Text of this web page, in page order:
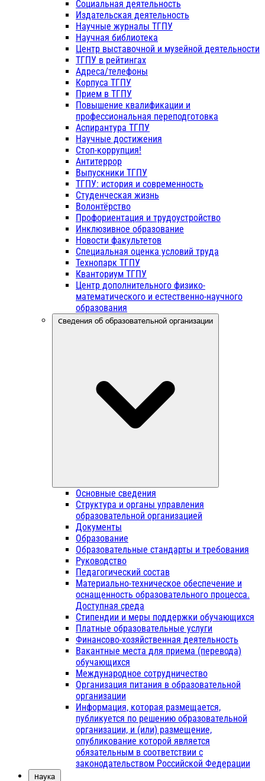
Социальная деятельность
Издательская деятельность
Научные журналы ТГПУ
Научная библиотека
Центр выставочной и музейной деятельности
ТГПУ в рейтингах
Адреса/телефоны
Корпуса ТГПУ
Прием в ТГПУ
Повышение квалификации и
профессиональная переподготовка
Аспирантура ТГПУ
Научные достижения
Стоп-коррупция!
Антитеррор
Выпускники ТГПУ
ТГПУ: история и современность
Студенческая жизнь
Волонтёрство
Профориентация и трудоустройство
Инклюзивное образование
Новости факультетов
Специальная оценка условий труда
Технопарк ТГПУ
Кванториум ТГПУ
Центр дополнительного физико-
математического и естественно-научного
образования
Сведения об образовательной организации
Основные сведения
Структура и органы управления
образовательной организацией
Документы
Образование
Образовательные стандарты и требования
Руководство
Педагогический состав
Материально-техническое обеспечение и
оснащенность образовательного процесса.
Доступная среда
Стипендии и меры поддержки обучающихся
Платные образовательные услуги
Финансово-хозяйственная деятельность
Вакантные места для приема (перевода)
обучающихся
Международное сотрудничество
Организация питания в образовательной
организации
Информация, которая размещается,
публикуется по решению образовательной
организации, и (или) размещение,
опубликование которой является
обязательным в соответствии с
законодательством Российской Федерации
Наука